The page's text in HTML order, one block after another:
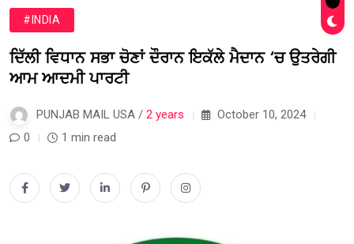
#INDIA
ਦਿੱਲੀ ਵਿਧਾਨ ਸਭਾ ਚੋਣਾਂ ਦੌਰਾਨ ਇਕੱਲੇ ਮੈਦਾਨ ‘ਚ ਉਤਰੇਗੀ
ਆਮ ਆਦਮੀ ਪਾਰਟੀ
PUNJAB MAIL USA / 2 years
October 10, 2024
0
1 min read